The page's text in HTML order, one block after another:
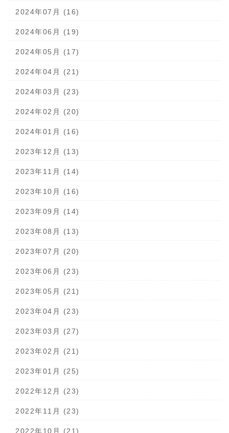
2024年07月 (16)
2024年06月 (19)
2024年05月 (17)
2024年04月 (21)
2024年03月 (23)
2024年02月 (20)
2024年01月 (16)
2023年12月 (13)
2023年11月 (14)
2023年10月 (16)
2023年09月 (14)
2023年08月 (13)
2023年07月 (20)
2023年06月 (23)
2023年05月 (21)
2023年04月 (23)
2023年03月 (27)
2023年02月 (21)
2023年01月 (25)
2022年12月 (23)
2022年11月 (23)
2022年10月 (21)